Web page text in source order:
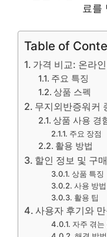
료를
Table of
가격 비교: 온라
주요 특징
상품 스펙
무지외반증워커
상품 사용 경
주요 장점
활용 방법
할인 정보 및 구
상품 특징
사용 방법
활용 팁
사용자 후기와
자주 겪는